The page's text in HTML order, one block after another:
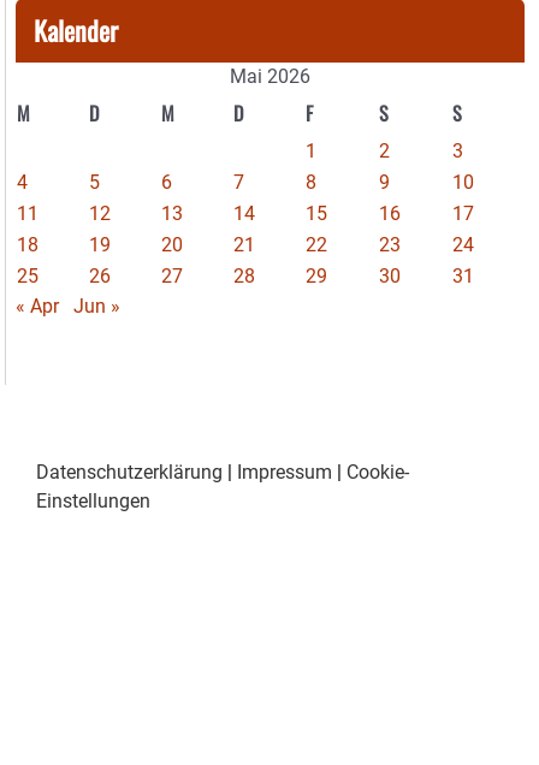
Kalender
Mai 2026
M D M D F S S
1 2
3
4
5 6 7 8 9
10
11
12 13 14 15 16
17
18
19 20 21 22 23
24
25
26 27 28 29 30
31
« Apr
Jun »
Datenschutzerklärung | Impressum | Cookie-
Einstellungen